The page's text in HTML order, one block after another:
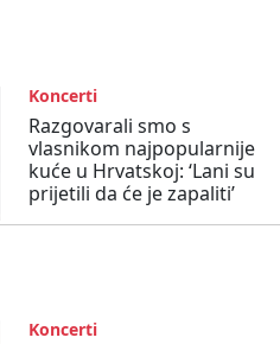
Koncerti
Razgovarali smo s
vlasnikom najpopularnije
kuće u Hrvatskoj: ‘Lani su
prijetili da će je zapaliti’
Koncerti